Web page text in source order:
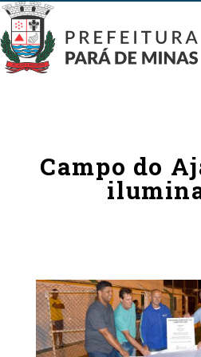
Campo do